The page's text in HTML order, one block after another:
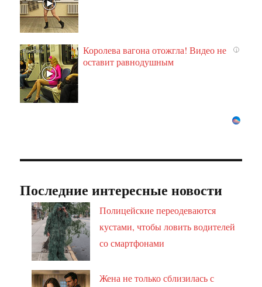
i
Королева вагона отожгла! Видео не
оставит равнодушным
Последние интересные новости
Полицейские переодеваются
кустами, чтобы ловить водителей
со смартфонами
Жена не только сблизилась с